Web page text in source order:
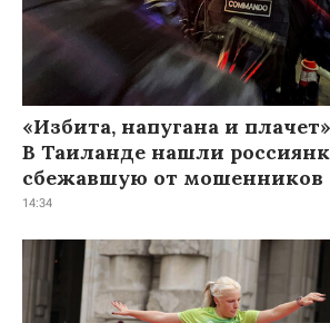
«Избита, напугана и
В Таиланде нашли
сбежавшую от мошенников
14:34